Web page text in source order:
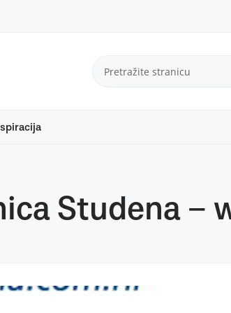
Studena –